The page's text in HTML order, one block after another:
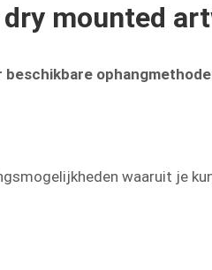
mounted
waaruit je